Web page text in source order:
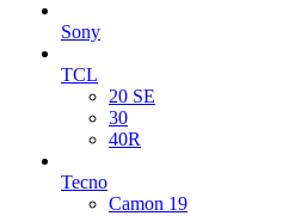
Sony
TCL
20 SE
30
40R
Tecno
Camon 19